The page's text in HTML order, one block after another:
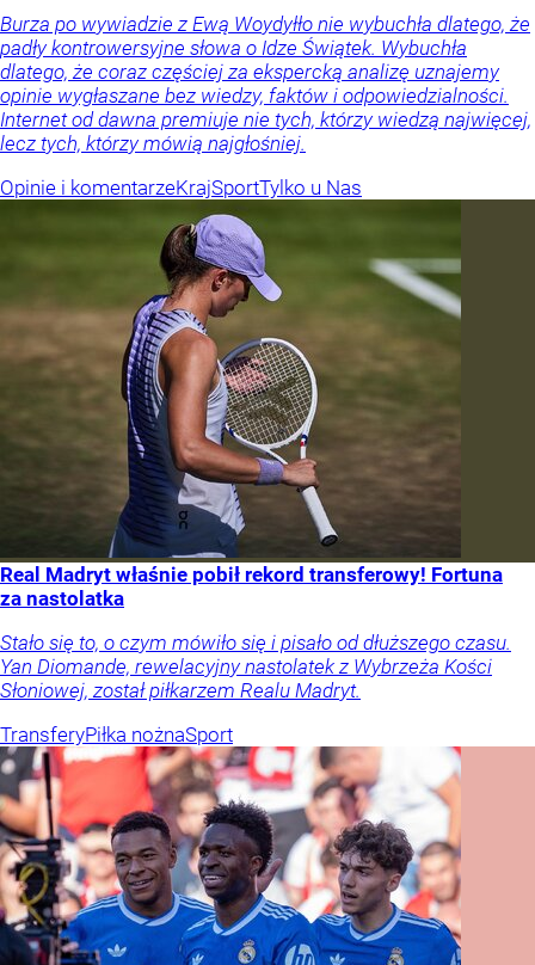
Burza po wywiadzie z Ewą Woydyłło nie wybuchła dlatego, że
padły kontrowersyjne słowa o Idze Świątek. Wybuchła
dlatego, że coraz częściej za ekspercką analizę uznajemy
opinie wygłaszane bez wiedzy, faktów i odpowiedzialności.
Internet od dawna premiuje nie tych, którzy wiedzą najwięcej,
lecz tych, którzy mówią najgłośniej.
Opinie i komentarzeKrajSportTylko u Nas
Real Madryt właśnie pobił rekord transferowy! Fortuna
za nastolatka
Stało się to, o czym mówiło się i pisało od dłuższego czasu.
Yan Diomande, rewelacyjny nastolatek z Wybrzeża Kości
Słoniowej, został piłkarzem Realu Madryt.
TransferyPiłka nożnaSport